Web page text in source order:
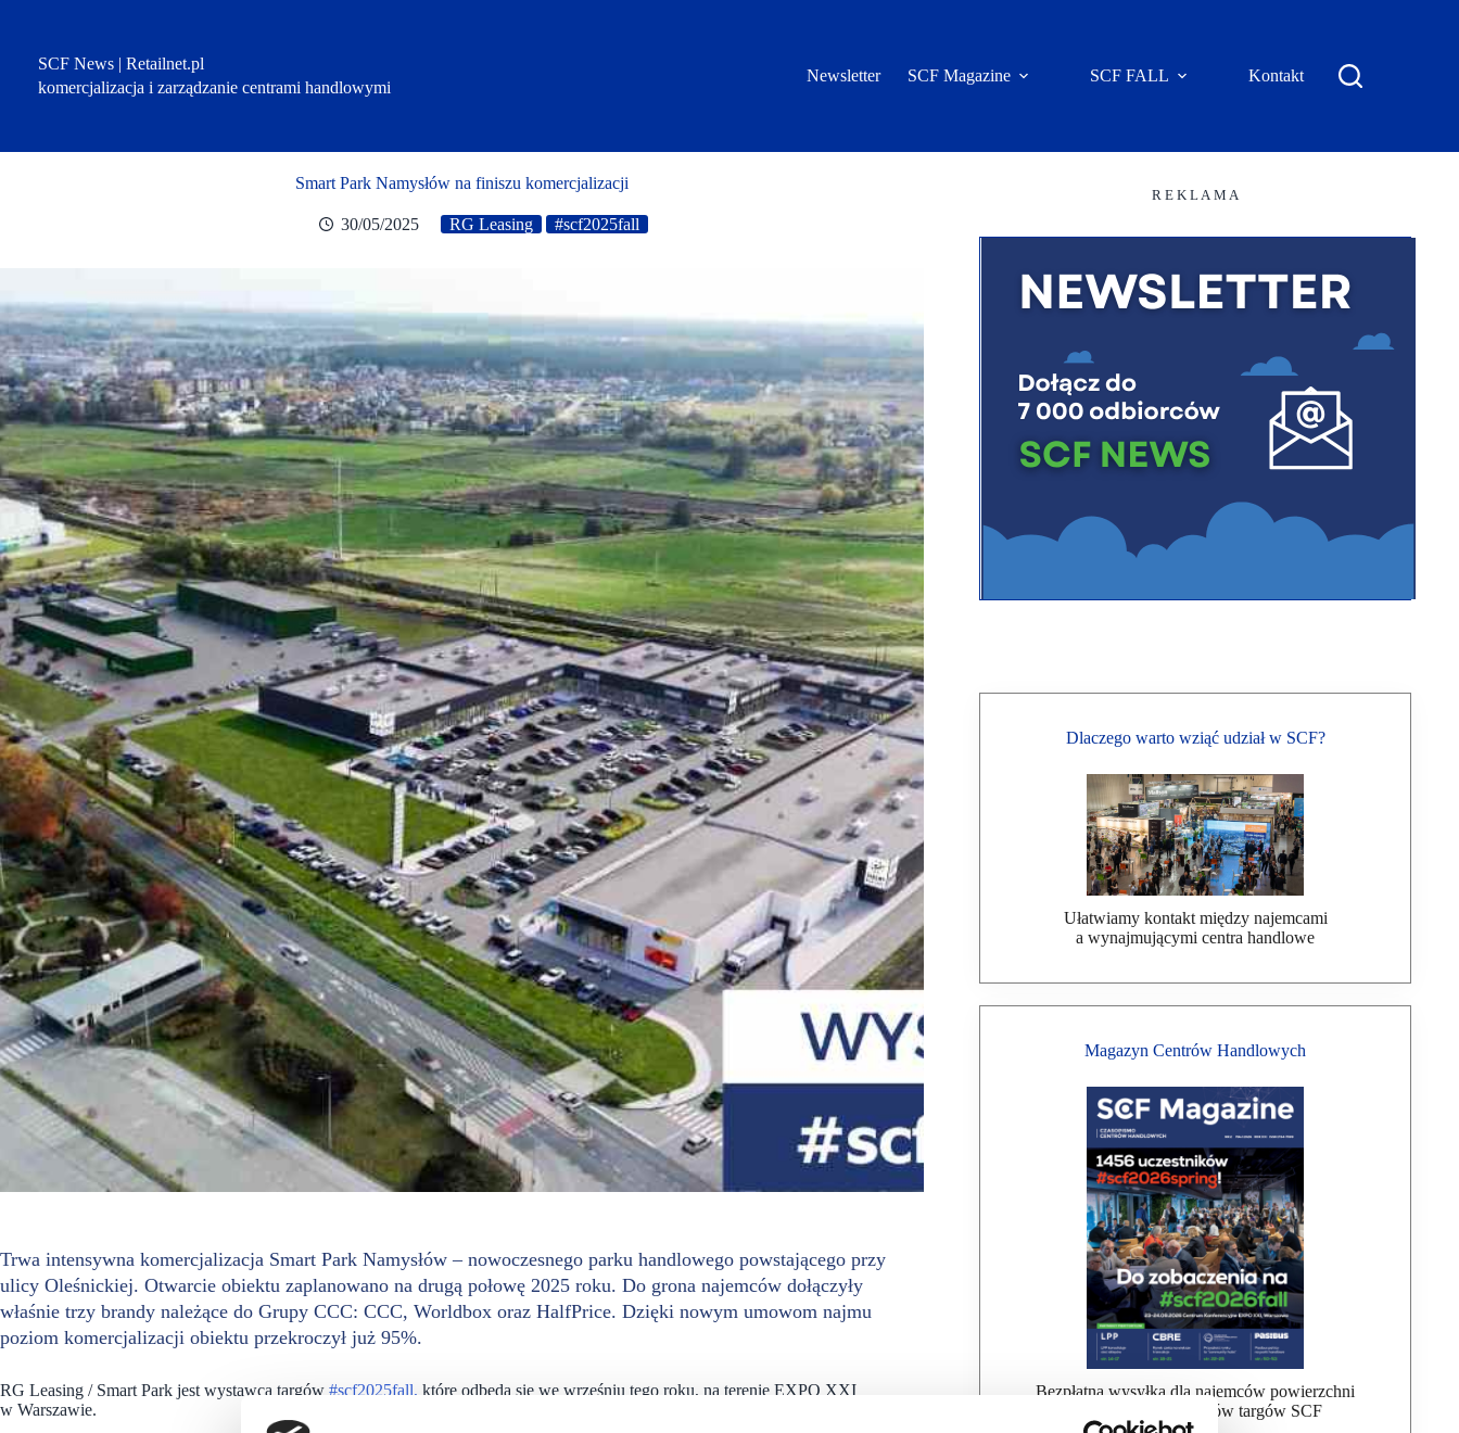
SCF News | Retailnet.pl
komercjalizacja i zarządzanie centrami handlowymi
Newsletter SCF Magazine SCF FALL Kontakt
Smart Park Namysłów na finiszu komercjalizacji
30/05/2025 RG Leasing #scf2025fall
Trwa intensywna komercjalizacja Smart Park Namysłów – nowoczesnego parku handlowego powstającego przy
ulicy Oleśnickiej. Otwarcie obiektu zaplanowano na drugą połowę 2025 roku. Do grona najemców dołączyły
właśnie trzy brandy należące do Grupy CCC: CCC, Worldbox oraz HalfPrice. Dzięki nowym umowom najmu
poziom komercjalizacji obiektu przekroczył już 95%.
RG Leasing / Smart Park jest wystawcą targów #scf2025fall, które odbędą się we wrześniu tego roku, na terenie EXPO XXI
w Warszawie.
R E K L A M A
Dlaczego warto wziąć udział w SCF?
Ułatwiamy kontakt między najemcami
a wynajmującymi centra handlowe
Magazyn Centrów Handlowych
Bezpłatna wysyłka dla najemców powierzchni
handlowej, uczestników targów SCF